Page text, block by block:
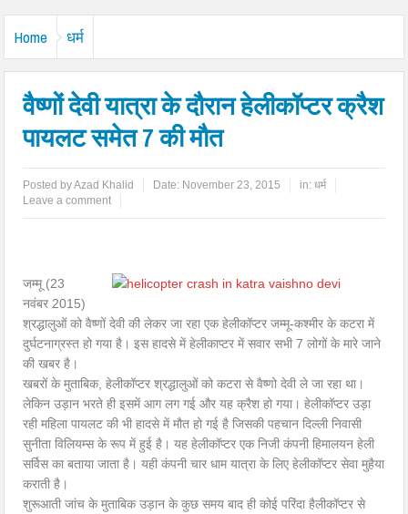
Home धर्म
वैष्णों देवी यात्रा के दौरान हेलीकॉप्टर क्रैश
पायलट समेत 7 की मौत
Posted byAzad Khalid Date: November 23, 2015 in:धर्म
Leave a comment
जम्मू (23
नवंबर 2015)
श्रद्धालुओं को वैष्णों देवी की लेकर जा रहा एक हेलीकॉप्टर जम्मू-कश्मीर के कटरा में
दुर्घटनाग्रस्त हो गया है। इस हादसे में हेलीकाप्‍टर में सवार सभी 7 लोगों के मारे जाने
की खबर है।
खबरों के मुताबिक, हेलीकॉप्टर श्रद्धालुओं को कटरा से वैष्णो देवी ले जा रहा था।
लेकिन उड़ान भरते ही इसमें आग लग गई और यह क्रैश हो गया। हेलीकॉप्‍टर उड़ा
रही महिला पायलट की भी हादसे में मौत हो गई है जिसकी पहचान दिल्‍ली निवासी
सुनीता विलियम्‍स के रूप में हुई है। यह हेलीकॉप्टर एक निजी कंपनी हिमालयन हेली
सर्विस का बताया जाता है। यही कंपनी चार धाम यात्रा के लिए हेलीकॉप्टर सेवा मुहैया
कराती है।
शुरूआती जांच के मुताबिक उड़ान के कुछ समय बाद ही कोई परिंदा हैलीकॉप्टर से